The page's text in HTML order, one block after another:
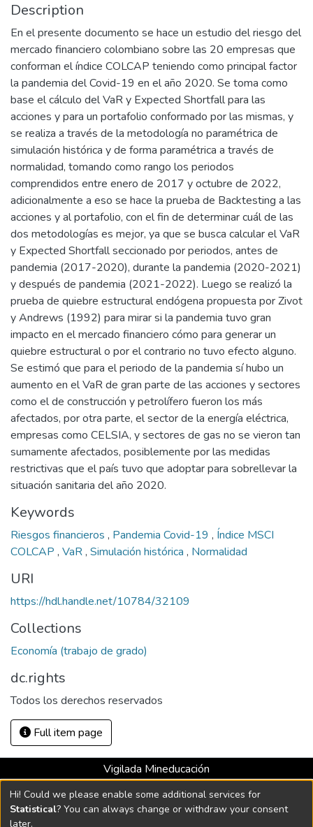
Description
En el presente documento se hace un estudio del riesgo del
mercado financiero colombiano sobre las 20 empresas que
conforman el índice COLCAP teniendo como principal factor
la pandemia del Covid-19 en el año 2020. Se toma como
base el cálculo del VaR y Expected Shortfall para las
acciones y para un portafolio conformado por las mismas, y
se realiza a través de la metodología no paramétrica de
simulación histórica y de forma paramétrica a través de
normalidad, tomando como rango los periodos
comprendidos entre enero de 2017 y octubre de 2022,
adicionalmente a eso se hace la prueba de Backtesting a las
acciones y al portafolio, con el fin de determinar cuál de las
dos metodologías es mejor, ya que se busca calcular el VaR
y Expected Shortfall seccionado por periodos, antes de
pandemia (2017-2020), durante la pandemia (2020-2021)
y después de pandemia (2021-2022). Luego se realizó la
prueba de quiebre estructural endógena propuesta por Zivot
y Andrews (1992) para mirar si la pandemia tuvo gran
impacto en el mercado financiero cómo para generar un
quiebre estructural o por el contrario no tuvo efecto alguno.
Se estimó que para el periodo de la pandemia sí hubo un
aumento en el VaR de gran parte de las acciones y sectores
como el de construcción y petrolífero fueron los más
afectados, por otra parte, el sector de la energía eléctrica,
empresas como CELSIA, y sectores de gas no se vieron tan
sumamente afectados, posiblemente por las medidas
restrictivas que el país tuvo que adoptar para sobrellevar la
situación sanitaria del año 2020.
Keywords
Riesgos financieros , Pandemia Covid-19 , Índice MSCI
COLCAP , VaR, Simulación histórica , Normalidad
URI
https://hdl.handle.net/10784/32109
Collections
Economía (trabajo de grado)
dc.rights
Todos los derechos reservados
Full item page
Vigilada Mineducación
Universidad con Acreditación Institucional hasta 2026 -
Resolución MEN 2158 de 2018
Hi! Could we please enable some additional services for
Statistical? You can always change or withdraw your consent
later.